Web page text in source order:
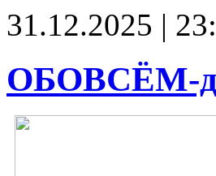
31.12.2025 |
ОБОВСЁМ-